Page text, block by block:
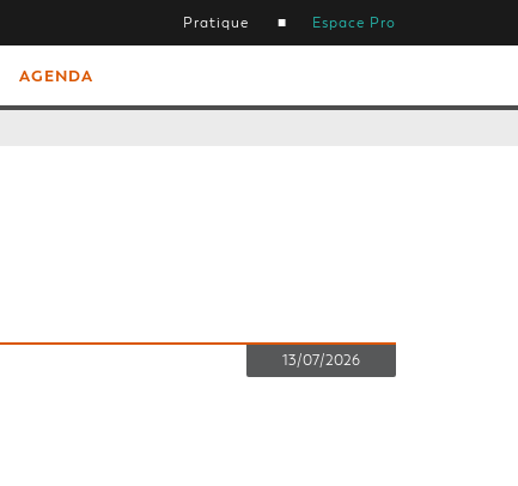
Pratique Espace Pro
AGENDA
13/07/2026